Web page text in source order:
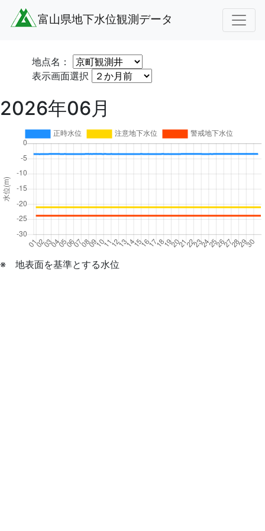
富山県地下水位観測データ
地点名：
表示画面選択
2026年06月
※ 地表面を基準とする水位